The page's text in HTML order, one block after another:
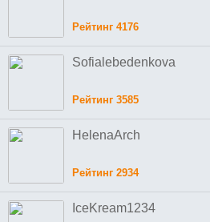
Рейтинг 4176
Sofialebedenkova
Рейтинг 3585
HelenaArch
Рейтинг 2934
IceKream1234